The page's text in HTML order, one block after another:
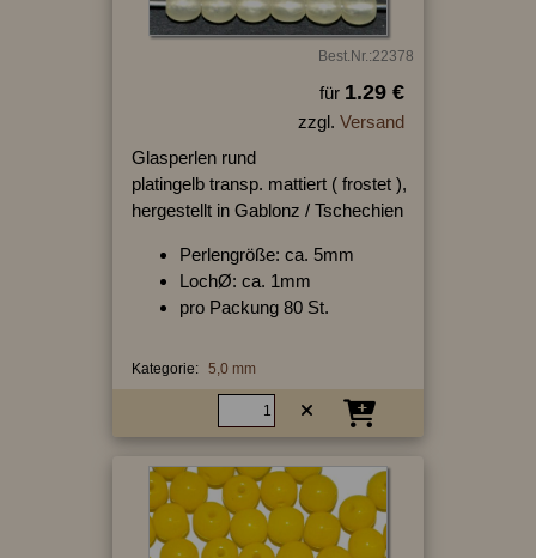
Best.Nr.:22378
für 1.29 €
zzgl. Versand
Glasperlen rund
platingelb transp. mattiert ( frostet ),
hergestellt in Gablonz / Tschechien
Perlengröße: ca. 5mm
LochØ: ca. 1mm
pro Packung 80 St.
Kategorie: 5,0 mm